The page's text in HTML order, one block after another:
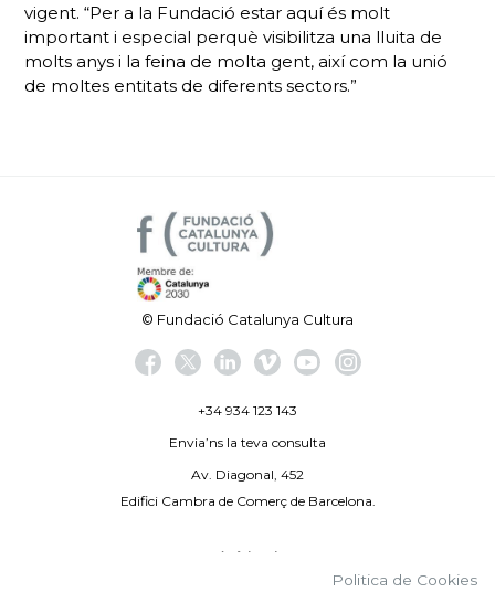
vigent. “Per a la Fundació estar aquí és molt
important i especial perquè visibilitza una lluita de
molts anys i la feina de molta gent, així com la unió
de moltes entitats de diferents sectors.”
© Fundació Catalunya Cultura
+34 934 123 143
Envia’ns la teva consulta
Av. Diagonal, 452
Edifici Cambra de Comerç de Barcelona.
Avís legal
Politica de Cookies